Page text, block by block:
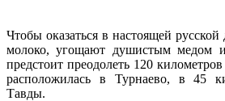
Чтобы оказаться в настоящей русской
молоко, угощают душистым медом и
предстоит преодолеть 120
расположилась в Турнаево, в 45
Тавды.